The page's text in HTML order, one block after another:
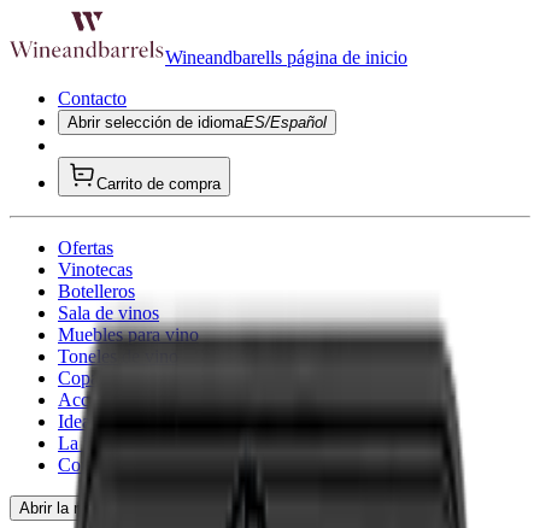
Wineandbarells página de inicio
Contacto
Abrir selección de idiomaES/Español
Carrito de compra
Ofertas
Vinotecas
Botelleros
Sala de vinos
Muebles para vino
Toneles de vino
Copa de vino
Accesorios para vino
Ideas de regalo
La inspiración
Consultoría
Abrir la navegación